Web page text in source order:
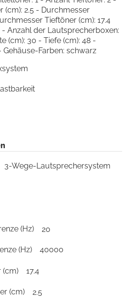
(cm): 2.5 - Durchmesser
Tieftöner (cm): 17.4
Anzahl der Lautsprecherboxen:
(cm): 30 - Tiefe (cm): 48 -
Gehäuse-Farben: schwarz
3-Wege-Lautsprechersystem
(Hz) 20
(Hz) 40000
(cm) 17.4
(cm) 2.5